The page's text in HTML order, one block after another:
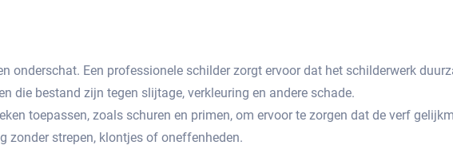
onderschat.​ Een professionele schilder zorgt ervoor dat het schilderwerk
die bestand zijn tegen slijtage, verkleuring en andere schade.​
toepassen, zoals schuren en primen, om ervoor te zorgen dat de verf
zonder strepen, klontjes of oneffenheden.​